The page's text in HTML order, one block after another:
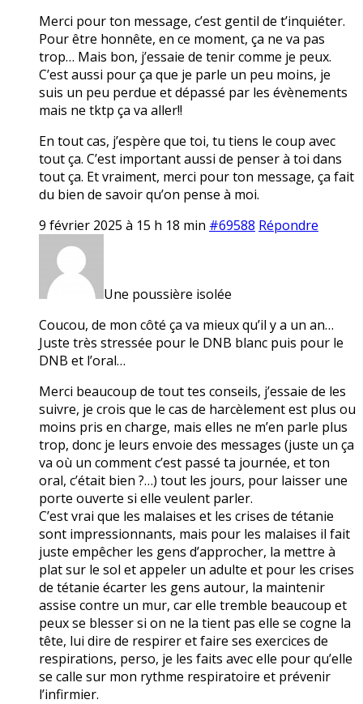
Merci pour ton message, c’est gentil de t’inquiéter.
Pour être honnête, en ce moment, ça ne va pas
trop… Mais bon, j’essaie de tenir comme je peux.
C’est aussi pour ça que je parle un peu moins, je
suis un peu perdue et dépassé par les évènements
mais ne tktp ça va aller!!
En tout cas, j’espère que toi, tu tiens le coup avec
tout ça. C’est important aussi de penser à toi dans
tout ça. Et vraiment, merci pour ton message, ça fait
du bien de savoir qu’on pense à moi.
9 février 2025 à 15 h 18 min #69588 Répondre
Une poussière isolée
Coucou, de mon côté ça va mieux qu’il y a un an…
Juste très stressée pour le DNB blanc puis pour le
DNB et l’oral…
Merci beaucoup de tout tes conseils, j’essaie de les
suivre, je crois que le cas de harcèlement est plus ou
moins pris en charge, mais elles ne m’en parle plus
trop, donc je leurs envoie des messages (juste un ça
va où un comment c’est passé ta journée, et ton
oral, c’était bien ?…) tout les jours, pour laisser une
porte ouverte si elle veulent parler.
C’est vrai que les malaises et les crises de tétanie
sont impressionnants, mais pour les malaises il fait
juste empêcher les gens d’approcher, la mettre à
plat sur le sol et appeler un adulte et pour les crises
de tétanie écarter les gens autour, la maintenir
assise contre un mur, car elle tremble beaucoup et
peux se blesser si on ne la tient pas elle se cogne la
tête, lui dire de respirer et faire ses exercices de
respirations, perso, je les faits avec elle pour qu’elle
se calle sur mon rythme respiratoire et prévenir
l’infirmier.